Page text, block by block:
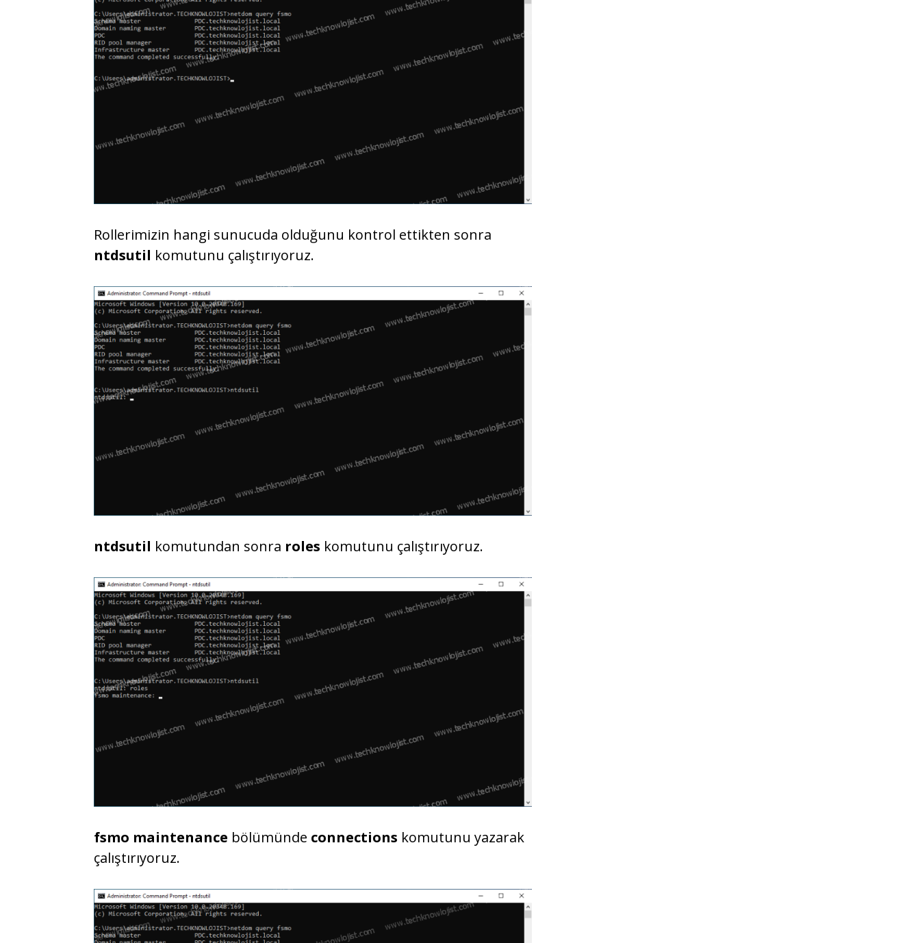
Rollerimizin hangi sunucuda olduğunu kontrol ettikten sonra
ntdsutil komutunu çalıştırıyoruz.
ntdsutil komutundan sonra roles komutunu çalıştırıyoruz.
fsmo maintenance bölümünde connections komutunu yazarak
çalıştırıyoruz.